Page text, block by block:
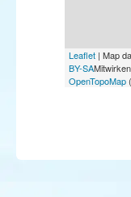
Leaflet | Map
BY-SA
OpenTopoMap